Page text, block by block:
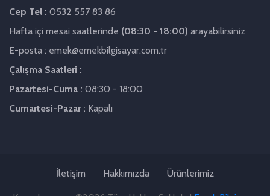
Cep Tel : 0532 557 83 86
Hafta içi mesai saatlerinde (08:30 - 18:00) arayabilirsiniz
E-posta : emek@emekbilgisayar.com.tr
Çalışma Saatleri :
Pazartesi-Cuma : 08:30 - 18:00
Cumartesi-Pazar : Kapalı
İletişim Hakkımızda Ürünlerimiz